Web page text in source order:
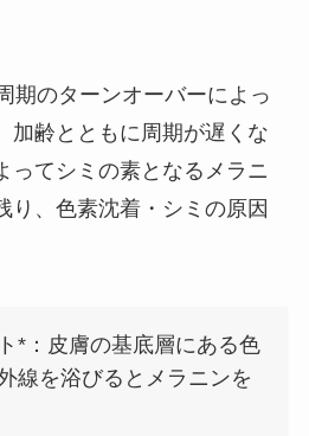
期のターンオーバーによっ
加齢とともに周期が遅くな
ってシミの素となるメラニ
り、色素沈着・シミの原因
*：皮膚の基底層にある色
線を浴びるとメラニンを